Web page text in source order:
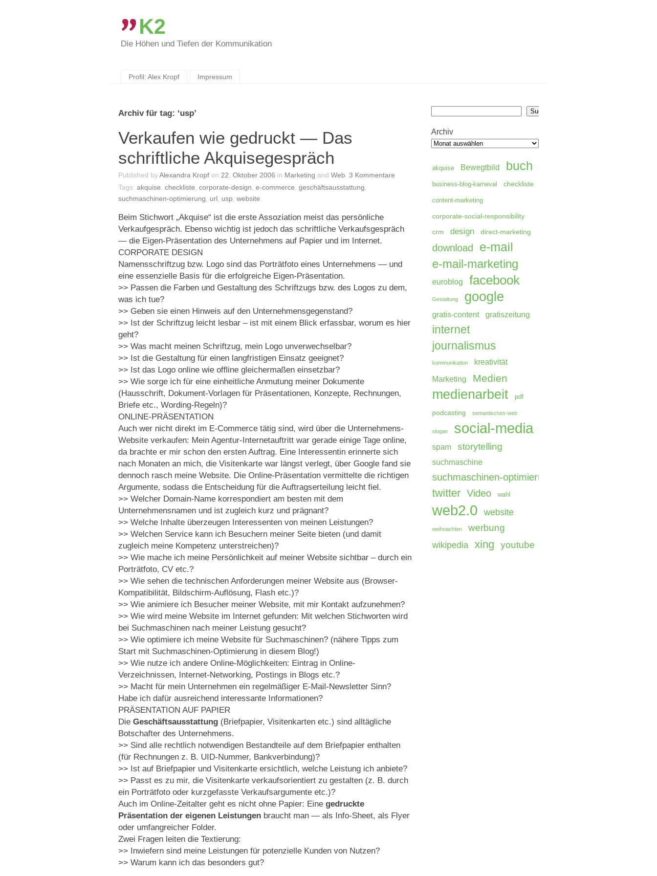
K2
Die Höhen und Tiefen der Kommunikation
Profil: Alex Kropf
Impressum
Archiv für tag: ‘usp’
Verkaufen wie gedruckt — Das
schriftliche Akquisegespräch
Published byAlexandra Kropf on 22. Oktober 2006 in Marketing and Web 3 Kommentare
Tags: akquise checkliste corporate-design e-commerce geschäftsausstattung
suchmaschinen-optimierung
url usp website
Beim Stichwort „Akquise“ ist die erste Assoziation meist das persönliche
Verkaufgespräch. Ebenso wichtig ist jedoch das schriftliche Verkaufsgespräch
— die Eigen-Präsentation des Unternehmens auf Papier und im Internet.
CORPORATE DESIGN
Namensschriftzug bzw. Logo sind das Porträtfoto eines Unternehmens — und
eine essenzielle Basis für die erfolgreiche Eigen-Präsentation.
>> Passen die Farben und Gestaltung des Schriftzugs bzw. des Logos zu dem,
was ich tue?
>> Geben sie einen Hinweis auf den Unternehmensgegenstand?
>> Ist der Schriftzug leicht lesbar – ist mit einem Blick erfassbar, worum es hier
geht?
>> Was macht meinen Schriftzug, mein Logo unverwechselbar?
>> Ist die Gestaltung für einen langfristigen Einsatz geeignet?
>> Ist das Logo online wie offline gleichermaßen einsetzbar?
>> Wie sorge ich für eine einheitliche Anmutung meiner Dokumente
(Hausschrift, Dokument-Vorlagen für Präsentationen, Konzepte, Rechnungen,
Briefe etc., Wording-Regeln)?
ONLINE-PRÄSENTATION
Auch wer nicht direkt im E-Commerce tätig sind, wird über die Unternehmens-
Website verkaufen: Mein Agentur-Internetauftritt war gerade einige Tage online,
da brachte er mir schon den ersten Auftrag. Eine Interessentin erinnerte sich
nach Monaten an mich, die Visitenkarte war längst verlegt, über Google fand sie
dennoch rasch meine Website. Die Online-Präsentation vermittelte die richtigen
Argumente, sodass die Entscheidung für die Auftragserteilung leicht fiel.
>> Welcher Domain-Name korrespondiert am besten mit dem
Unternehmensnamen und ist zugleich kurz und prägnant?
>> Welche Inhalte überzeugen Interessenten von meinen Leistungen?
>> Welchen Service kann ich Besuchern meiner Seite bieten (und damit
zugleich meine Kompetenz unterstreichen)?
>> Wie mache ich meine Persönlichkeit auf meiner Website sichtbar – durch ein
Porträtfoto, CV etc.?
>> Wie sehen die technischen Anforderungen meiner Website aus (Browser-
Kompatibilität, Bildschirm-Auflösung, Flash etc.)?
>> Wie animiere ich Besucher meiner Website, mit mir Kontakt aufzunehmen?
>> Wie wird meine Website im Internet gefunden: Mit welchen Stichworten wird
bei Suchmaschinen nach meiner Leistung gesucht?
>> Wie optimiere ich meine Website für Suchmaschinen? (nähere Tipps zum
Start mit Suchmaschinen-Optimierung in diesem Blog!)
>> Wie nutze ich andere Online-Möglichkeiten: Eintrag in Online-
Verzeichnissen, Internet-Networking, Postings in Blogs etc.?
>> Macht für mein Unternehmen ein regelmäßiger E-Mail-Newsletter Sinn?
Habe ich dafür ausreichend interessante Informationen?
PRÄSENTATION AUF PAPIER
Die Geschäftsausstattung (Briefpapier, Visitenkarten etc.) sind alltägliche
Botschafter des Unternehmens.
>> Sind alle rechtlich notwendigen Bestandteile auf dem Briefpapier enthalten
(für Rechnungen z. B. UID-Nummer, Bankverbindung)?
>> Ist auf Briefpapier und Visitenkarte ersichtlich, welche Leistung ich anbiete?
>> Passt es zu mir, die Visitenkarte verkaufsorientiert zu gestalten (z. B. durch
ein Porträtfoto oder kurzgefasste Verkaufsargumente etc.)?
Auch im Online-Zeitalter geht es nicht ohne Papier: Eine gedruckte
Präsentation der eigenen Leistungen braucht man — als Info-Sheet, als Flyer
oder umfangreicher Folder.
Zwei Fragen leiten die Textierung:
>> Inwiefern sind meine Leistungen für potenzielle Kunden von Nutzen?
>> Warum kann ich das besonders gut?
Suchen
Archiv
akquise Bewegtbild buch
business-blog-karneval checkliste
content-marketing
corporate-social-responsibility
crm
design direct-marketing
download e-mail
e-mail-marketing
euroblog facebook
Gestaltung google
gratis-content gratiszeitung
internet
journalismus
kommunikation kreativität
Marketing Medien
medienarbeit pdf
podcasting semantisches-web
slogan social-media
spam storytelling
suchmaschine
suchmaschinen-optimierung
twitter Video wahl
web2.0 website
weihnachten werbung
wikipedia xing youtube